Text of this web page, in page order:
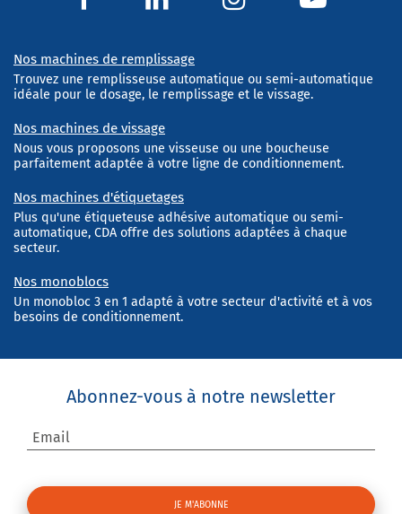
Nos machines de remplissage
Trouvez une remplisseuse automatique ou semi-automatique
idéale pour le dosage, le remplissage et le vissage.
Nos machines de vissage
Nous vous proposons une visseuse ou une boucheuse
parfaitement adaptée à votre ligne de conditionnement.
Nos machines d'étiquetages
Plus qu'une étiqueteuse adhésive automatique ou semi-
automatique, CDA offre des solutions adaptées à chaque
secteur.
Nos monoblocs
Un monobloc 3 en 1 adapté à votre secteur d'activité et à vos
besoins de conditionnement.
Abonnez-vous à notre newsletter
Email